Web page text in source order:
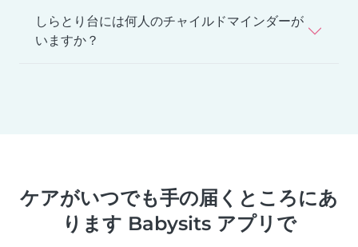
しらとり台には何人のチャイルドマインダーが
いますか？
ケアがいつでも手の届くところにあ
ります Babysits アプリで